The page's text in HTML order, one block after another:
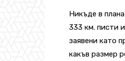
Никъде в
333 км. писти
заявени като
какъв размер